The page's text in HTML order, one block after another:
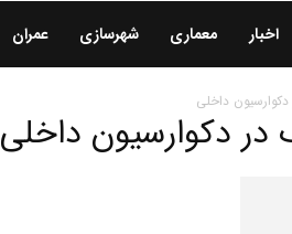
اخبار معماری شهرسازی عمران
داخلی
دکوارسیون داخلی